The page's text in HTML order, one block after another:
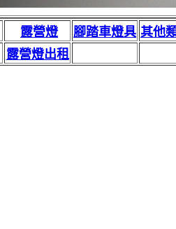
露營燈 腳踏車燈具 其他
露營燈出租